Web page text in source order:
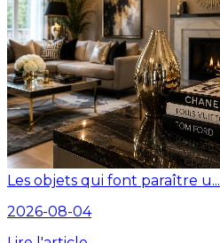
Les objets qui font paraître u...
2026-08-04